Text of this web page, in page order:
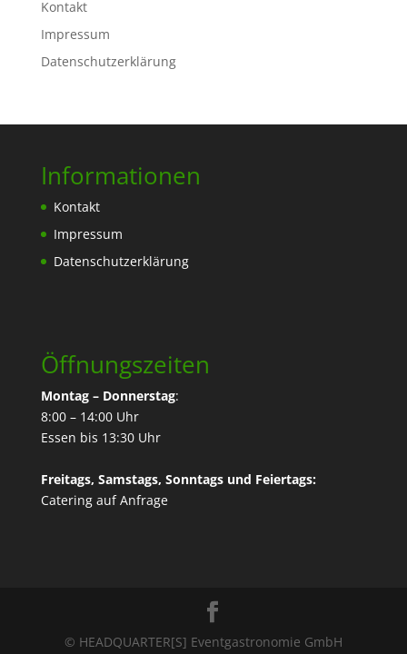
Kontakt
Impressum
Datenschutzerklärung
Informationen
Kontakt
Impressum
Datenschutzerklärung
Öffnungszeiten
Montag – Donnerstag:
8:00 – 14:00 Uhr
Essen bis 13:30 Uhr
Freitags, Samstags, Sonntags und Feiertags:
Catering auf Anfrage
© HEADQUARTER[S] Eventgastronomie GmbH